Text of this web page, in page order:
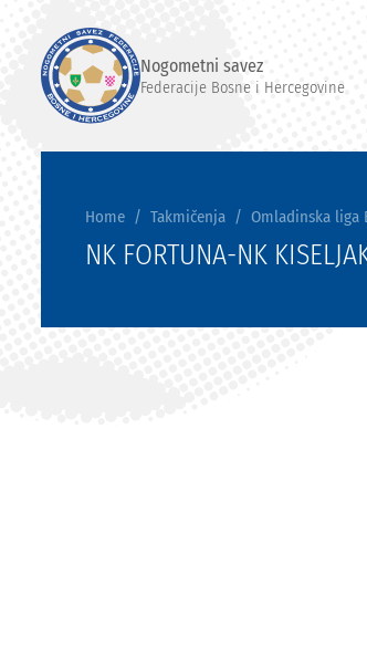
Nogometni savez
Federacije Bosne i Hercegovine
Home Takmičenja Omladinska liga
NK FORTUNA-NK